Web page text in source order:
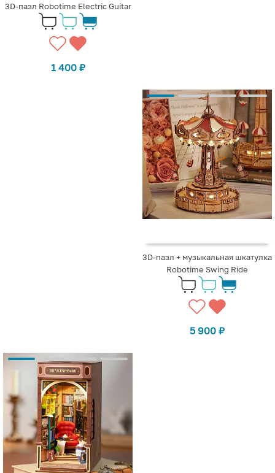
3D-пазл Robotime Electric Guitar
1 400 ₽
3D-пазл + музыкальная шкатулка
Robotime Swing Ride
5 900 ₽